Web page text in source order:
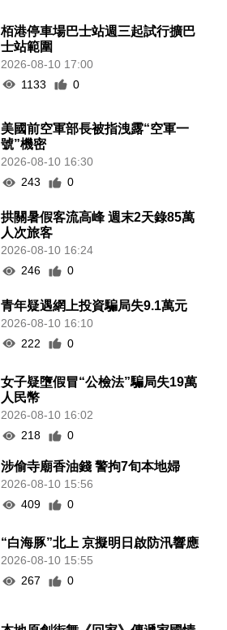
栢港停車場巴士站週三起試行擴巴
士站範圍
2026-08-10 17:00
1133
0
美國前空軍部長被指洩露“空軍一
號”機密
2026-08-10 16:30
243
0
拱關暑假客流高峰 週末2天錄85萬
人次旅客
2026-08-10 16:24
246
0
青年疑遇網上投資騙局失9.1萬元
2026-08-10 16:10
222
0
女子疑墮假冒“公檢法”騙局失19萬
人民幣
2026-08-10 16:02
218
0
涉偷寺廟香油錢 警拘7旬本地婦
2026-08-10 15:56
409
0
“白海豚”北上 京擬明日啟防汛響應
2026-08-10 15:55
267
0